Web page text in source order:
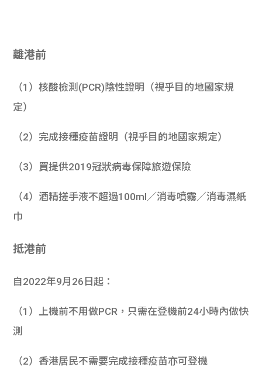
離港前
（1）核酸檢測(PCR)陰性證明（視乎目的地國家規
定）
（2）完成接種疫苗證明（視乎目的地國家規定）
（3）買提供2019冠狀病毒保障旅遊保險
（4）酒精搓手液不超過100ml／消毒噴霧／消毒濕紙
巾
抵港前
自2022年9月26日起：
（1）上機前不用做PCR，只需在登機前24小時內做快
測
（2）香港居民不需要完成接種疫苗亦可登機